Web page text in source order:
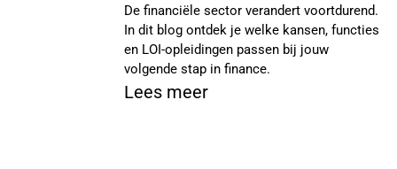
De financiële sector verandert voortdurend.
In dit blog ontdek je welke kansen, functies
en LOI-opleidingen passen bij jouw
volgende stap in finance.
Lees meer